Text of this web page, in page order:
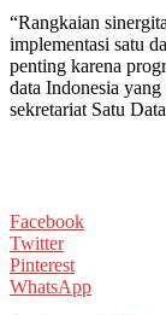
“Rangkaian
implementasi satu
penting karena
data Indonesia
sekretariat Satu
Facebook
Twitter
Pinterest
WhatsApp